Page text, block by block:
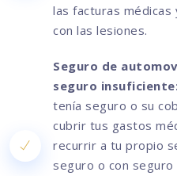
las facturas
con las lesiones.
Seguro de
seguro
tenía seguro o su
cubrir tus gastos
recurrir a tu propio
seguro o con